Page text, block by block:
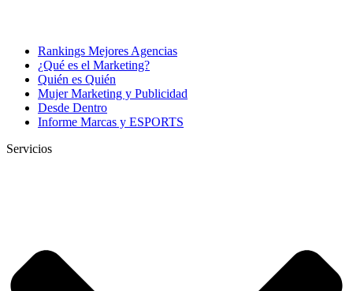
Rankings Mejores Agencias
¿Qué es el Marketing?
Quién es Quién
Mujer Marketing y Publicidad
Desde Dentro
Informe Marcas y ESPORTS
Servicios